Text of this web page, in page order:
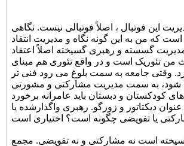
این فوتبال ، اصلاً فوتبالی نیست. نگاهی
که من به این گونه نگاه و مدیریت انتقاد
گسسته و رهبری گسیخته اصلاً اعتقاد
من تئوریک است و در واقع تئوری هم مبنای
وقتی جامعه به سمت بلوغ می رود فنی تر
به سمت مدیریت مشارکتی و مشورتی
کودکستان و دبستان باید عامرانه برخورد
عنوان دیکتاتور و زورگو. رهبری واگذارشده یا
است نه مشارکتی و نه تفویضی. مجمع